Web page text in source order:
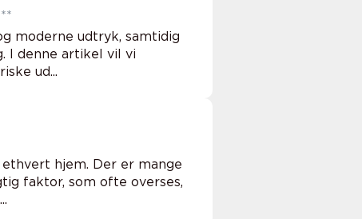
moderne udtryk, samtidig
I denne artikel vil vi
ud...
hjem. Der er mange
faktor, som ofte overses,